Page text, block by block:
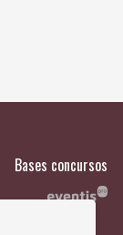
Bases concursos